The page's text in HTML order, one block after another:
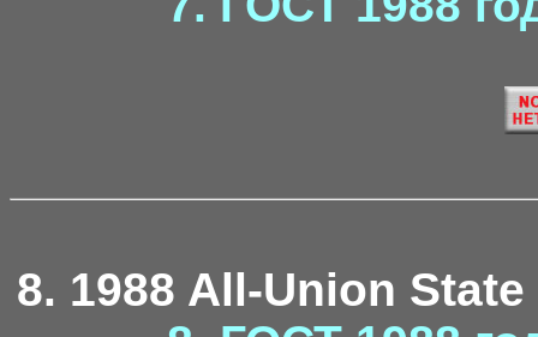
8. 1988 All-Union